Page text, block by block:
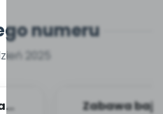
numeru
2025
Zabawa